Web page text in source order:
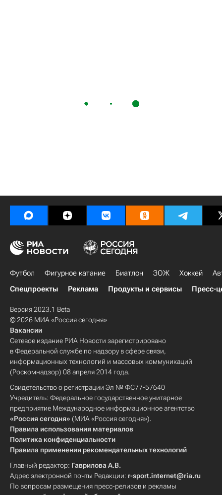
Футбол Фигурное катание Биатлон ЗОЖ Хоккей
Спецпроекты
Реклама Продукты и сервисы Пресс-
Версия 2023.1 Beta
© 2026 МИА «Россия сегодня»
Вакансии
Сетевое издание РИА Новости зарегистрировано
в Федеральной службе по надзору в сфере связи,
информационных технологий и массовых коммуникаций
(Роскомнадзор) 08 апреля 2014 года.
Свидетельство о регистрации Эл № ФС77-57640
Учредитель: Федеральное государственное унитарное
предприятие Международное информационное агентство
«Россия сегодня» (МИА «Россия сегодня»).
Правила использования материалов
Политика конфиденциальности
Правила применения рекомендательных технологий
Главный редактор: Гаврилова А.В.
Адрес электронной почты Редакции: r-sport.internet@ria.ru
По вопросам размещения пресс-релизов и рекламы